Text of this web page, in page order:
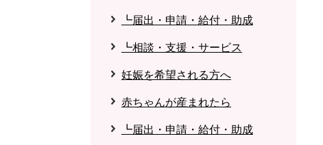
┗届出・申請・給付・助成
┗相談・支援・サービス
妊娠を希望される方へ
赤ちゃんが産まれたら
┗届出・申請・給付・助成